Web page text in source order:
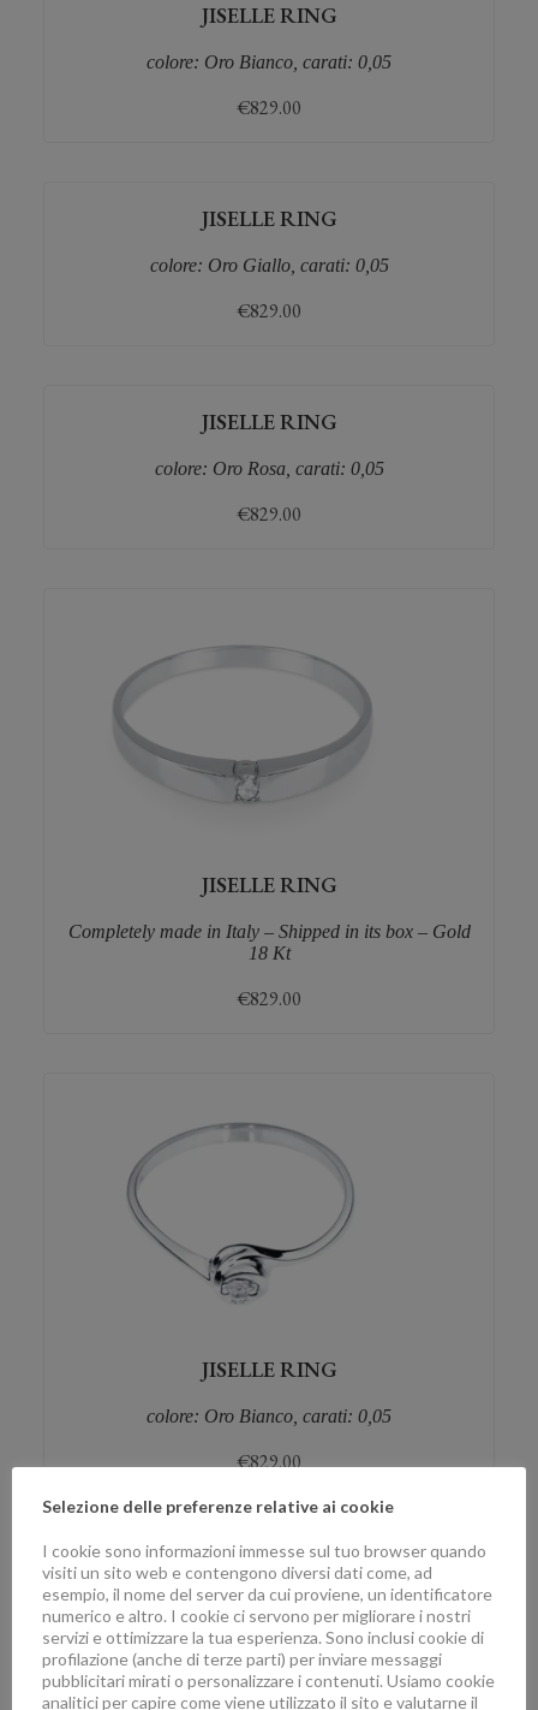
JISELLE RING
colore: Oro Bianco, carati: 0,05
€829.00
JISELLE RING
colore: Oro Giallo, carati: 0,05
€829.00
JISELLE RING
colore: Oro Rosa, carati: 0,05
€829.00
JISELLE RING
Completely made in Italy – Shipped in its box – Gold
18 Kt
€829.00
JISELLE RING
colore: Oro Bianco, carati: 0,05
€829.00
JISELLE RING
colore: Oro Giallo, carati: 0,05
€829.00
Selezione delle preferenze relative ai cookie
I cookie sono informazioni immesse sul tuo browser quando
visiti un sito web e contengono diversi dati come, ad
esempio, il nome del server da cui proviene, un identificatore
numerico e altro. I cookie ci servono per migliorare i nostri
servizi e ottimizzare la tua esperienza. Sono inclusi cookie di
profilazione (anche di terze parti) per inviare messaggi
pubblicitari mirati o personalizzare i contenuti. Usiamo cookie
analitici per capire come viene utilizzato il sito e valutarne il